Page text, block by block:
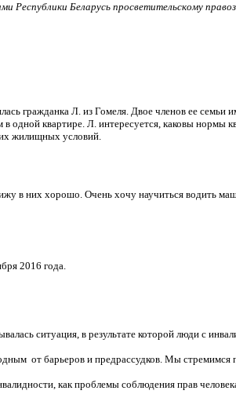
Республики Беларусь просветительскому
гражданка Л. из Гомеля. Двое членов ее семьи
квартире. Л. интересуется, каковы нормы
жилищных условий.
в них хорошо. Очень хочу научиться водить
2016 года.
ситуация, в результате которой люди с
от барьеров и предрассудков. Мы
как проблемы соблюдения прав